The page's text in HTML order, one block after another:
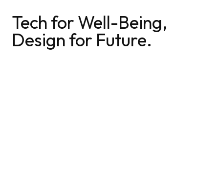
Tech for Well-Being,
Design for Future.